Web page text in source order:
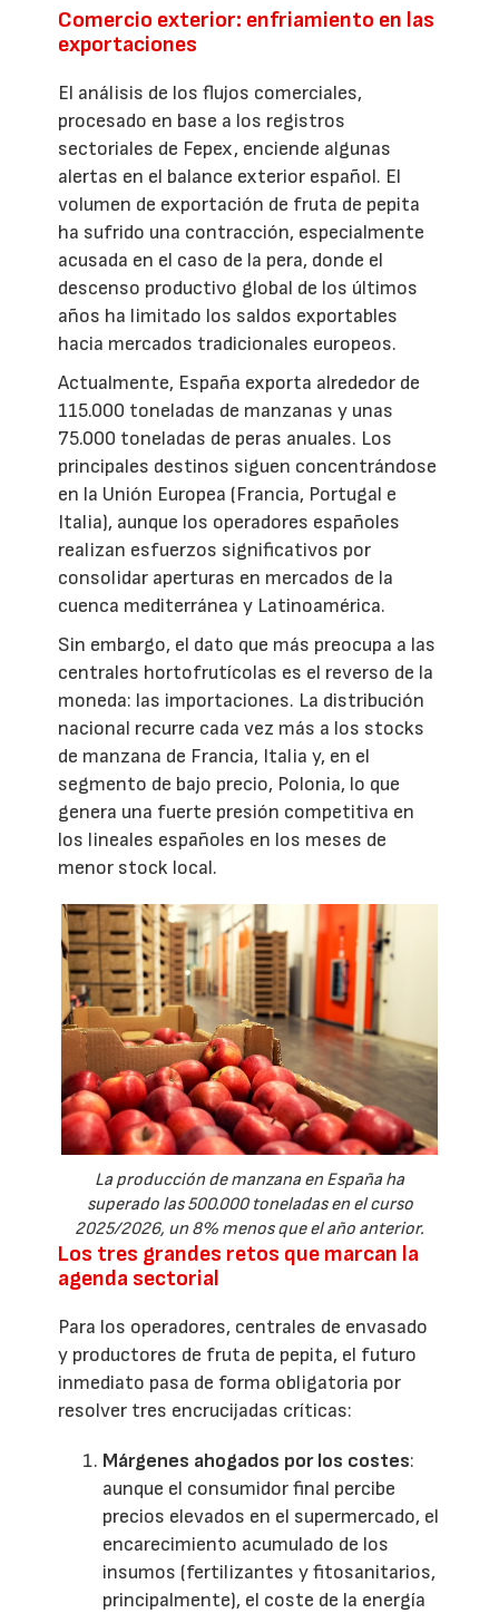
Comercio exterior: enfriamiento en las
exportaciones
El análisis de los flujos comerciales,
procesado en base a los registros
sectoriales de Fepex, enciende algunas
alertas en el balance exterior español. El
volumen de exportación de fruta de pepita
ha sufrido una contracción, especialmente
acusada en el caso de la pera, donde el
descenso productivo global de los últimos
años ha limitado los saldos exportables
hacia mercados tradicionales europeos.
Actualmente, España exporta alrededor de
115.000 toneladas de manzanas y unas
75.000 toneladas de peras anuales. Los
principales destinos siguen concentrándose
en la Unión Europea (Francia, Portugal e
Italia), aunque los operadores españoles
realizan esfuerzos significativos por
consolidar aperturas en mercados de la
cuenca mediterránea y Latinoamérica.
Sin embargo, el dato que más preocupa a las
centrales hortofrutícolas es el reverso de la
moneda: las importaciones. La distribución
nacional recurre cada vez más a los stocks
de manzana de Francia, Italia y, en el
segmento de bajo precio, Polonia, lo que
genera una fuerte presión competitiva en
los lineales españoles en los meses de
menor stock local.
La producción de manzana en España ha
superado las 500.000 toneladas en el curso
2025/2026, un 8% menos que el año anterior.
Los tres grandes retos que marcan la
agenda sectorial
Para los operadores, centrales de envasado
y productores de fruta de pepita, el futuro
inmediato pasa de forma obligatoria por
resolver tres encrucijadas críticas:
Márgenes ahogados por los costes:
aunque el consumidor final percibe
precios elevados en el supermercado, el
encarecimiento acumulado de los
insumos (fertilizantes y fitosanitarios,
principalmente), el coste de la energía